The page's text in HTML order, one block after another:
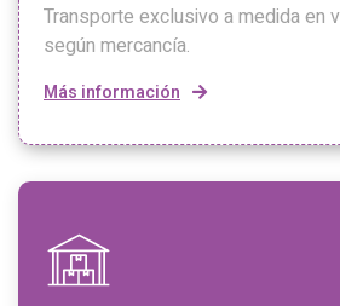
Transporte exclusivo a medida en
según mercancía.
Más información